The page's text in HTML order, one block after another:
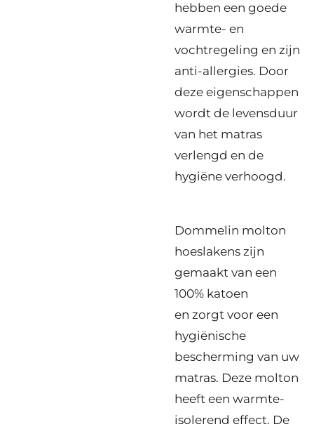
hebben een goede
warmte- en
vochtregeling en zijn
anti-allergies. Door
deze eigenschappen
wordt de levensduur
van het matras
verlengd en de
hygiëne verhoogd.
Dommelin molton
hoeslakens zijn
gemaakt van een
100% katoen
en zorgt voor een
hygiënische
bescherming van uw
matras. Deze molton
heeft een warmte-
isolerend effect. De